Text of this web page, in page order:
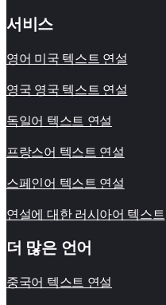
서비스
영어 미국 텍스트 연설
영국 영국 텍스트 연설
독일어 텍스트 연설
프랑스어 텍스트 연설
스페인어 텍스트 연설
연설에 대한 러시아어 텍스트
더 많은 언어
중국어 텍스트 연설